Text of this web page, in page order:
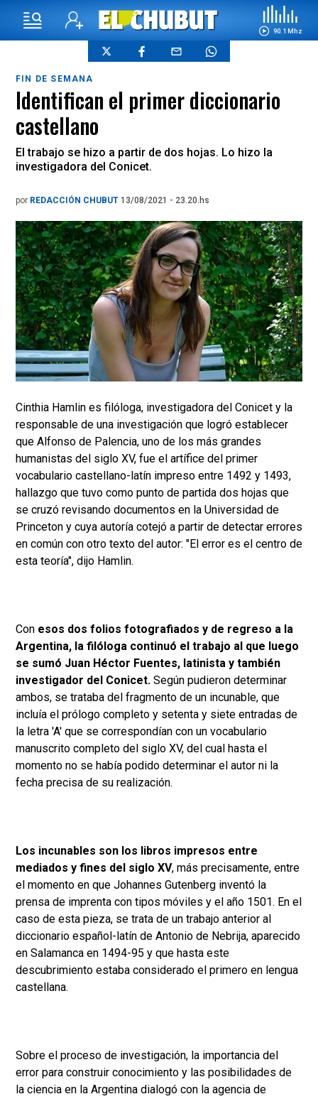
90.1 Mhz
FIN DE SEMANA
Identifican el primer diccionario
castellano
El trabajo se hizo a partir de dos hojas. Lo hizo la
investigadora del Conicet.
por REDACCIÓN CHUBUT 13/08/2021 - 23.20.hs
Cinthia Hamlin es filóloga, investigadora del Conicet y la
responsable de una investigación que logró establecer
que Alfonso de Palencia, uno de los más grandes
humanistas del siglo XV, fue el artífice del primer
vocabulario castellano-latín impreso entre 1492 y 1493,
hallazgo que tuvo como punto de partida dos hojas que
se cruzó revisando documentos en la Universidad de
Princeton y cuya autoría cotejó a partir de detectar errores
en común con otro texto del autor: "El error es el centro de
esta teoría", dijo Hamlin.
Con esos dos folios fotografiados y de regreso a la
Argentina, la filóloga continuó el trabajo al que luego
se sumó Juan Héctor Fuentes, latinista y también
investigador del Conicet. Según pudieron determinar
ambos, se trataba del fragmento de un incunable, que
incluía el prólogo completo y setenta y siete entradas de
la letra 'A' que se correspondían con un vocabulario
manuscrito completo del siglo XV, del cual hasta el
momento no se había podido determinar el autor ni la
fecha precisa de su realización.
Los incunables son los libros impresos entre
mediados y fines del siglo XV, más precisamente, entre
el momento en que Johannes Gutenberg inventó la
prensa de imprenta con tipos móviles y el año 1501. En el
caso de esta pieza, se trata de un trabajo anterior al
diccionario español-latín de Antonio de Nebrija, aparecido
en Salamanca en 1494-95 y que hasta este
descubrimiento estaba considerado el primero en lengua
castellana.
Sobre el proceso de investigación, la importancia del
error para construir conocimiento y las posibilidades de
la ciencia en la Argentina dialogó con la agencia de